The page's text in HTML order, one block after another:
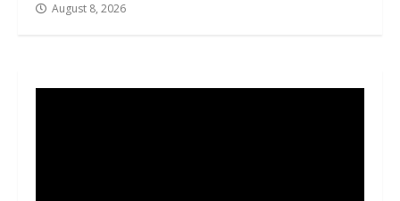
August 8, 2026